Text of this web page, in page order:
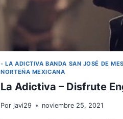
- LA ADICTIVA BANDA SAN JOSÉ DE
NORTEÑA MEXICANA
La Adictiva – Disfrute
Por javi29 noviembre 25, 2021